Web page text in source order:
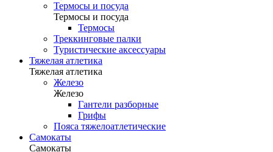
Термосы и посуда
Термосы и посуда
Термосы
Треккинговые палки
Туристические аксессуары
Тяжелая атлетика
Тяжелая атлетика
Железо
Железо
Гантели разборные
Грифы
Пояса тяжелоатлетические
Самокаты
Самокаты